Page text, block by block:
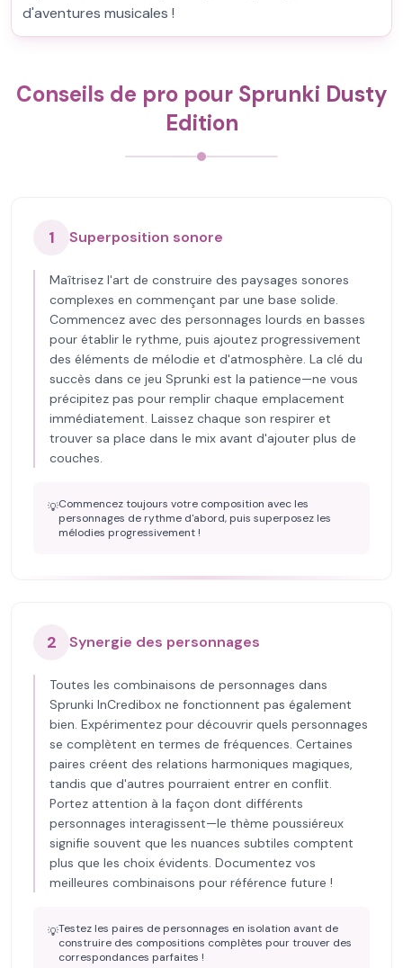
d'aventures musicales !
Conseils de pro pour Sprunki Dusty
Edition
1 Superposition sonore
Maîtrisez l'art de construire des paysages sonores
complexes en commençant par une base solide.
Commencez avec des personnages lourds en basses
pour établir le rythme, puis ajoutez progressivement
des éléments de mélodie et d'atmosphère. La clé du
succès dans ce jeu Sprunki est la patience—ne vous
précipitez pas pour remplir chaque emplacement
immédiatement. Laissez chaque son respirer et
trouver sa place dans le mix avant d'ajouter plus de
couches.
💡Commencez toujours votre composition avec les
personnages de rythme d'abord, puis superposez les
mélodies progressivement !
2 Synergie des personnages
Toutes les combinaisons de personnages dans
Sprunki InCredibox ne fonctionnent pas également
bien. Expérimentez pour découvrir quels personnages
se complètent en termes de fréquences. Certaines
paires créent des relations harmoniques magiques,
tandis que d'autres pourraient entrer en conflit.
Portez attention à la façon dont différents
personnages interagissent—le thème poussiéreux
signifie souvent que les nuances subtiles comptent
plus que les choix évidents. Documentez vos
meilleures combinaisons pour référence future !
💡Testez les paires de personnages en isolation avant de
construire des compositions complètes pour trouver des
correspondances parfaites !